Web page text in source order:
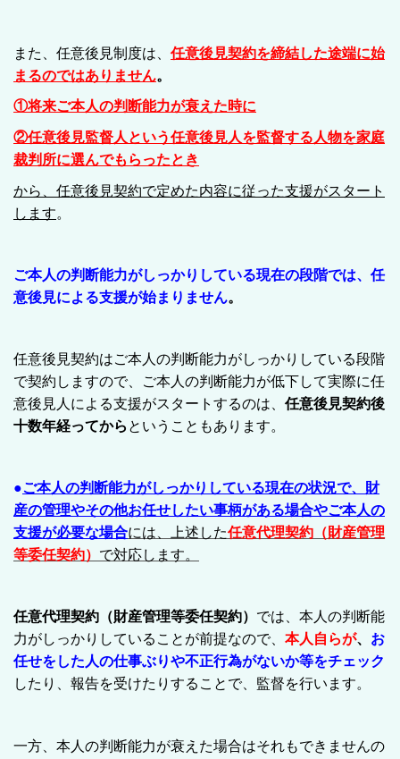
また、任意後見制度は、 任意後見契約を締結した途端に始
まるのではありません。
①将来ご本人の判断能力が衰えた時に
②任意後見監督人 という任意後見人を監督する人物を家庭
裁判所に選んでもらったとき
から、任意後見契約で定めた内容に従った支援がスタート
します。
ご本人の判断能力がしっかりしている現在の段階では、任
意後見による支援が始まりません。
任意後見契約はご本人の判断能力がしっかりしている段階
で契約しますので、ご本人の判断能力が低下して実際に任
意後見人による支援がスタートするのは
任意後見契約後
十数年経ってから ということもあります。
●ご本人の判断能力がしっかりしている現在の状況で、財
産の管理やその他お任せしたい事柄がある場合やご本人の
支援が必要な場合には、上述した任意代理契約（財産管理
等委任契約） で対応します。
任意代理契約（財産管理等委任契約） では、本人の判断能
力がしっかりしていることが前提なので、 本人自らが、 お
任せをした人の仕事ぶりや不正行為がないか等をチェック
したり、報告を受けたりすることで、監督を行います。
一方、本人の判断能力が衰えた場合はそれもできませんの